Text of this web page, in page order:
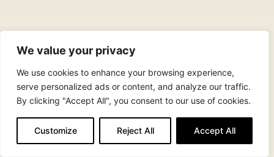
We value your privacy
We use cookies to enhance your browsing experience,
serve personalized ads or content, and analyze our traffic.
By clicking "Accept All", you consent to our use of cookies.
Customize Reject All Accept All
Noget du ikke kan finde?